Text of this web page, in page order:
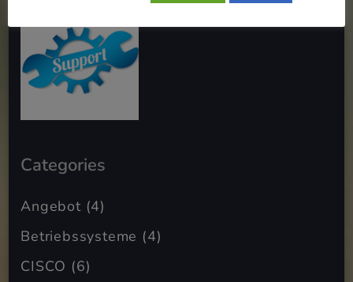
Categories
Angebot(4)
Betriebssysteme (4)
CISCO (6)